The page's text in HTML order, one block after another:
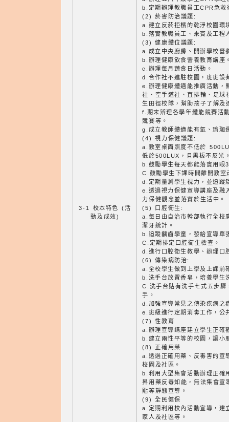
3-1 校本特色 (活
動及成效)
b.定期辦理教職員工CPR急救
(2) 菸害防治議題:
a.建立反菸拒檳的乾淨校園環
b.落實教職員工、來賓及工程
(3) 健康體位議題:
a.成立中央廚房、開辦學校營
b.辦理健康飲食營養教育講座
c.辦理每月蔬食日活動。
d.合作社不進駐校園，班班設
e.辦理健康體適能推廣活動，
社、空手道社、直排輪、足
生田徑校隊，幫助孩子了解及
f.期末辨理各學年體能競賽活
競賽等。
g.成立教師體適能有氧、瑜珈
(4) 視力保健議題:
a.教室桌面照度不低於
低於500LUX，且黑板不反光
b.鼓勵學生每天都能落實用眼
C.鼓勵學生下課時間離開教室
d.定期量測學生視力，並追蹤
e.透過視力保健宣導講座及融
力保健觀念並落實於生活中。
(5) 口腔衛生:
a.每日由自治市幹部執行全校
潔牙統計。
b.追蹤齲齒學童，發給宣導單
C.定期排定口腔衛生檢查。
d.進行口腔衛生教學、辦理口
(6) 傳染病防治:
a.全校學生做到上學及上課前
b.洗手台放置香皂，培養學生
C.洗手台貼有洗手七式五步
手。
d.加強宣導常見之傳染疾病之
e.班級進行定期消毒工作，公
(7) 性教育
a.辦理宣導講座建立學生正確
b.建立兩性平等的校園，讓小
(8) 正確用藥
a.透過正確用藥、反毒害的宣
校園及社區。
b.利用大型集會活動辦理正確
昇用藥反毒知能，無法集會宣
貼等靜態宣導。
(9) 全民健保
a.定期利用校內活動宣導，建
家人及社區等。